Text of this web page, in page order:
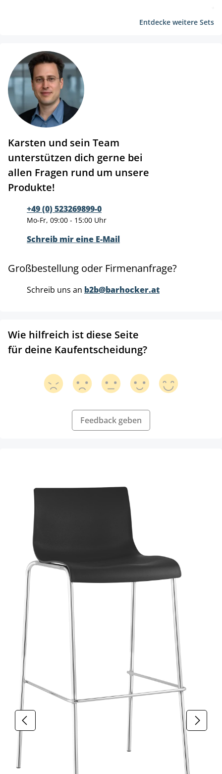
Entdecke weitere Sets
Karsten und sein Team
unterstützen dich gerne bei
allen Fragen rund um unsere
Produkte!
+49 (0) 523269899-0
Mo-Fr, 09:00 - 15:00 Uhr
Schreib mir eine E-Mail
Großbestellung oder Firmenanfrage?
Schreib uns an b2b@barhocker.at
Wie hilfreich ist diese Seite
für deine Kaufentscheidung?
Feedback geben